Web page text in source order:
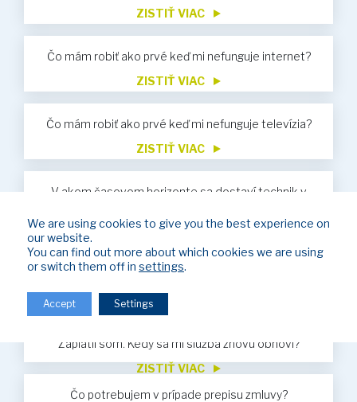
ZISTIŤ VIAC
Čo mám robiť ako prvé keď mi nefunguje internet?
ZISTIŤ VIAC
Čo mám robiť ako prvé keď mi nefunguje televízia?
ZISTIŤ VIAC
V akom časovom horizonte sa dostaví technik v
ZISTIŤ VIAC
Nevyhnutné údaje pre vykonávanie úhrad za služby
Zaplatil som. Kedy sa mi služba znovu obnoví?
ZISTIŤ VIAC
Čo potrebujem v prípade prepisu zmluvy?
We are using cookies to give you the best experience on
our website.
You can find out more about which cookies we are using
or switch them off in settings
Accept Settings